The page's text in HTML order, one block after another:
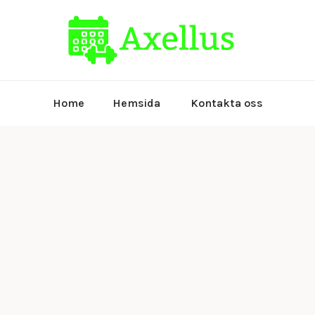
Home Hemsida Kontakta oss